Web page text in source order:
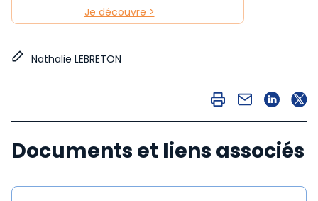
Je découvre >
Nathalie LEBRETON
Documents et liens associés